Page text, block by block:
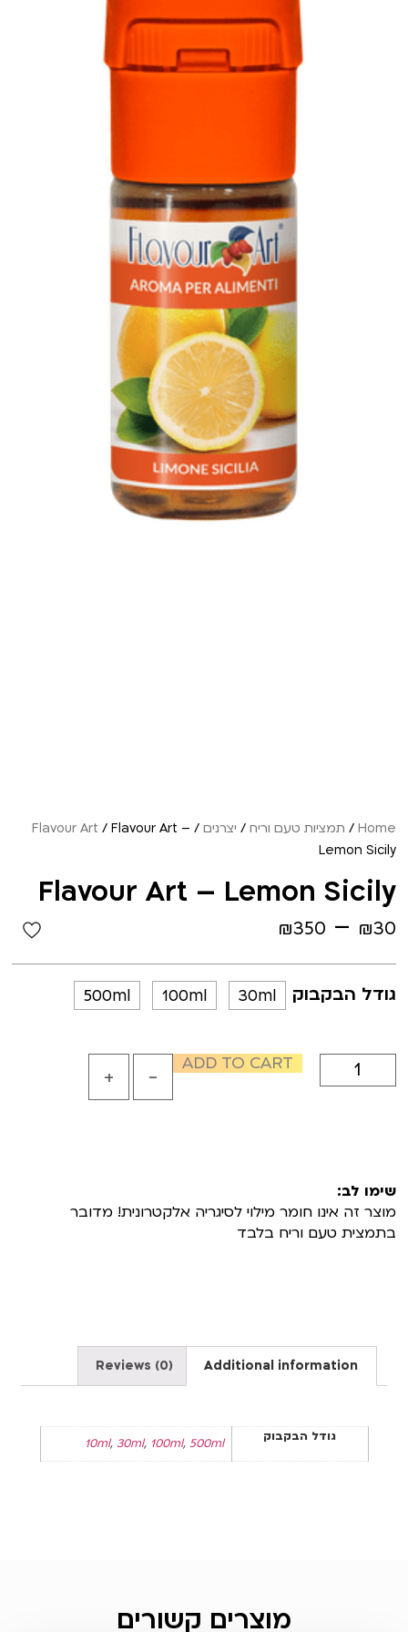
Home
/ תמציות טעם וריח / יצרנים /
Flavour Art / Flavour Art –
Lemon Sicily
Flavour Art – Lemon Sicily
₪30
–
₪350
גודל הבקבוק 30ml
100ml
500ml
-
+ ADD TO CART
שימו לב:
מוצר זה אינו חומר מילוי לסיגריה אלקטרונית! מדובר
בתמצית טעם וריח בלבד
Additional information
Reviews (0)
גודל הבקבוק 10ml, 30ml, 100ml, 500ml
מוצרים קשורים